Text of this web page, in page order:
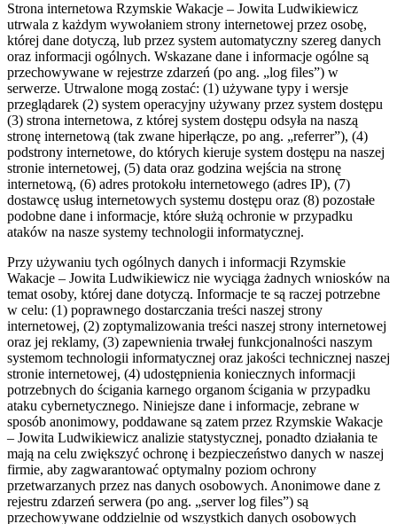
Strona internetowa Rzymskie Wakacje – Jowita Ludwikiewicz
utrwala z każdym wywołaniem strony internetowej przez osobę,
której dane dotyczą, lub przez system automatyczny szereg danych
oraz informacji ogólnych. Wskazane dane i informacje ogólne są
przechowywane w rejestrze zdarzeń (po ang. „log files”) w
serwerze. Utrwalone mogą zostać: (1) używane typy i wersje
przeglądarek (2) system operacyjny używany przez system dostępu
(3) strona internetowa, z której system dostępu odsyła na naszą
stronę internetową (tak zwane hiperłącze, po ang. „referrer”), (4)
podstrony internetowe, do których kieruje system dostępu na naszej
stronie internetowej, (5) data oraz godzina wejścia na stronę
internetową, (6) adres protokołu internetowego (adres IP), (7)
dostawcę usług internetowych systemu dostępu oraz (8) pozostałe
podobne dane i informacje, które służą ochronie w przypadku
ataków na nasze systemy technologii informatycznej.
Przy używaniu tych ogólnych danych i informacji Rzymskie
Wakacje – Jowita Ludwikiewicz nie wyciąga żadnych wniosków na
temat osoby, której dane dotyczą. Informacje te są raczej potrzebne
w celu: (1) poprawnego dostarczania treści naszej strony
internetowej, (2) zoptymalizowania treści naszej strony internetowej
oraz jej reklamy, (3) zapewnienia trwałej funkcjonalności naszym
systemom technologii informatycznej oraz jakości technicznej naszej
stronie internetowej, (4) udostępnienia koniecznych informacji
potrzebnych do ścigania karnego organom ścigania w przypadku
ataku cybernetycznego. Niniejsze dane i informacje, zebrane w
sposób anonimowy, poddawane są zatem przez Rzymskie Wakacje
– Jowita Ludwikiewicz analizie statystycznej, ponadto działania te
mają na celu zwiększyć ochronę i bezpieczeństwo danych w naszej
firmie, aby zagwarantować optymalny poziom ochrony
przetwarzanych przez nas danych osobowych. Anonimowe dane z
rejestru zdarzeń serwera (po ang. „server log files”) są
przechowywane oddzielnie od wszystkich danych osobowych